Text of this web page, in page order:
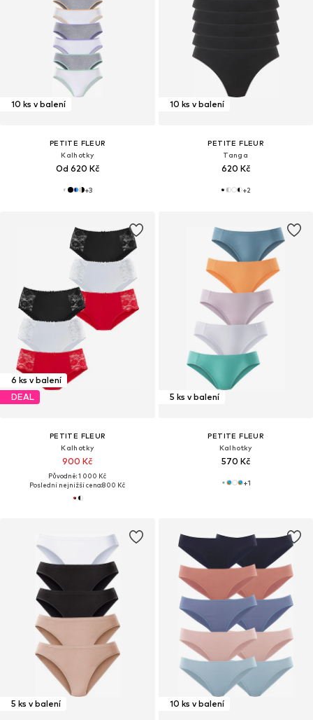
10 ks v balení
PETITE FLEUR
Kalhotky
Od 620 Kč
+3
10 ks v balení
PETITE FLEUR
Tanga
620 Kč
+2
6 ks v balení
DEAL
PETITE FLEUR
Kalhotky
900 Kč
Původně: 1 000 Kč
Poslední nejnižší cena:800 Kč
5 ks v balení
PETITE FLEUR
Kalhotky
570 Kč
+1
5 ks v balení 10 ks v balení